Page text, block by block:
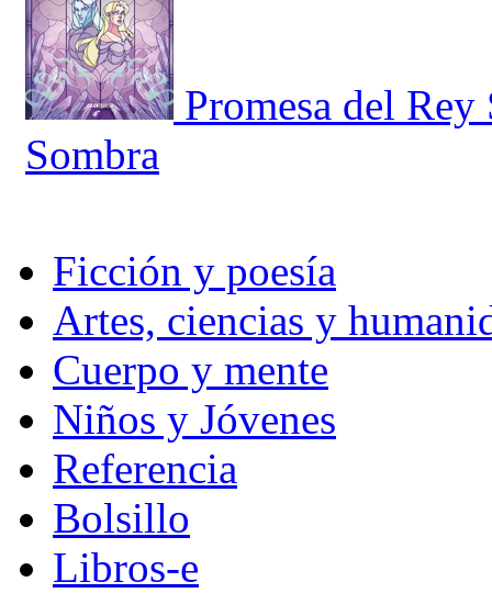
Promesa del
Sombra
Ficción y poesía
Artes, ciencias y
Cuerpo y mente
Niños y Jóvenes
Referencia
Bolsillo
Libros-e